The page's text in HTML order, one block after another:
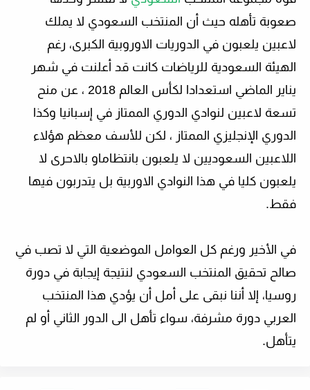
صعوبة تأهله حيث أن المنتخب السعودي لا يملك
لاعبين يلعبون في الدوريات الاوروبية الكبرى، رغم
الهيئة السعودية للرياضات كانت قد أعلنت في شهر
يناير الماضي استعدادا لكأس العالم 2018 ،
عن منح
تسعة لاعبين لنوادي الدوري الممتاز في إسبانيا وكذا
الدوري الإنجليزي الممتاز ، لكن للأسف معظم هؤلاء
اللاعبين السعوديين لا يلعبون بانتظاماو بالاحرى لا
يلعبون كليا في هذا النوادي الاوربية بل يتدربون فيها
فقط.
في الأخير ورغم كل العوامل الموضعية التي لا تصب في
صالح تحقيق المنتخب السعودي لنتيجة إيجابة في دورة
روسيا، إلا أننا نبقى على أمل أن يؤدي هذا المنتخب
العربي دورة مشرفة، سواء تأهل الى الدور الثاني أو لم
يتأهل.